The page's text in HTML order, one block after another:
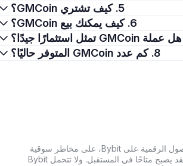
5. كيف تشتري GMCoin؟
6. كيف يمكنك بيع GMCoin؟
8. كم عدد GMCoin المتوفر حاليًا؟
تنطوي الاستثمارات في العملات الرقمية، بما في ذلك شراء وغيرها من الأصول الرقمية على Bybit، على مخاطر سوقية
كبيرة. وإذا لم يكن الأصل الرقمي الذي تبحث عنه متاحًا حاليًا على Bybit، فقد يصبح متاحًا في المستقبل. ولا تتحمل Bybit